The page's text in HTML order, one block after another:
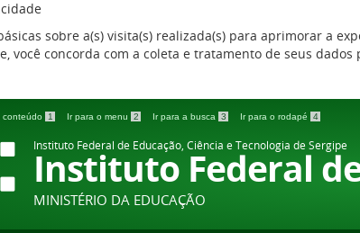
sobre a(s) visita(s) realizada(s) para aprimorar a
você concorda com a coleta e tratamento de seus
conteúdo 1 Ir para o menu 2 Ir para a busca 3 Ir para o rodapé 4
Instituto Federal de Educação, Ciência e Tecnologia de Sergipe
Instituto Federal
MINISTÉRIO DA EDUCAÇÃO